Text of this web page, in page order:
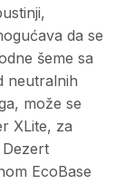
da se
šeme sa
neutralnih
može se
XLite, za
EcoBase